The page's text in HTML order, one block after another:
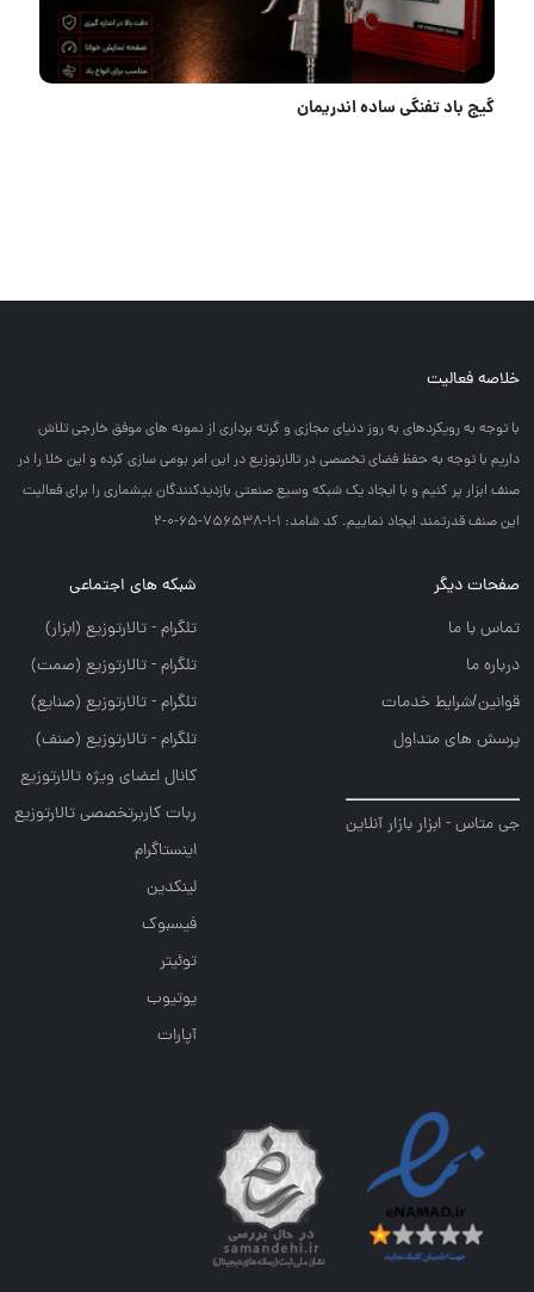
جعبه بکس 26 پارچ فشار قوی پروشات تایوان
خلاصه فعالیت
با توجه به رويكردهاي به روز دنياي مجازي و گرته برداري از نمونه هاي موفق خارجي تلاش
داريم با توجه به حفظ فضاي تخصصي در تالارتوزيع در اين امر بومي سازي كرده و اين خلا را در
صنف ابزار پر كنيم و با ايجاد يك شبكه وسيع صنعتي بازديدكنندگان بيشماري را براي فعاليت
اين صنف قدرتمند ايجاد نماييم. کد شامد: 1-1-756538-65-0-2
صفحات دیگر
تماس با ما
درباره ما
قوانین/شرایط خدمات
پرسش های متداول
جی متاس - ابزار بازار آنلاین
شبکه های اجتماعی
تلگرام - تالارتوزيع (ابزار)
تلگرام - تالارتوزيع (صمت)
تلگرام - تالارتوزيع (صنايع)
تلگرام - تالارتوزیع (صنف)
کانال اعضای ویژه تالارتوزیع
ربات کاربرتخصصی تالارتوزیع
اینستاگرام
لینکدین
فیسبوک
توئیتر
یوتیوب
آپارات